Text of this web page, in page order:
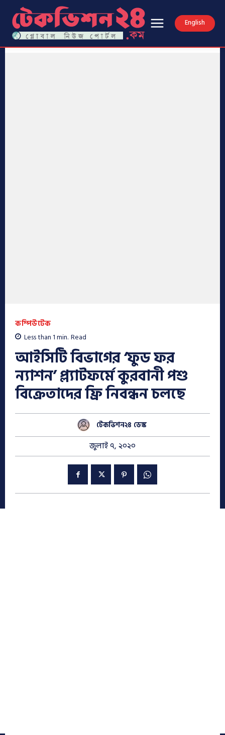
English
কম্পিউটেক
Less than 1min. Read
আইসিটি বিভাগের ‘ফুড ফর
ন্যাশন’ প্ল্যাটফর্মে কুরবানী পশু
বিক্রেতাদের ফ্রি নিবন্ধন চলছে
টেকভিশন২৪ ডেস্ক
জুলাই ৭, ২০২০